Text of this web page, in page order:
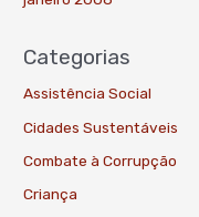
Categorias
Assistência Social
Cidades Sustentáveis
Combate à Corrupção
Criança